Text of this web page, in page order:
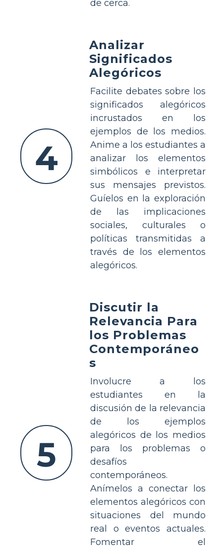
de cerca.
4
Analizar
Significados
Alegóricos
Facilite debates sobre los
significados alegóricos
incrustados en los
ejemplos de los medios.
Anime a los estudiantes a
analizar los elementos
simbólicos e interpretar
sus mensajes previstos.
Guíelos en la exploración
de las implicaciones
sociales, culturales o
políticas transmitidas a
través de los elementos
alegóricos.
5
Discutir la
Relevancia Para
los Problemas
Contemporáneo
s
Involucre a los
estudiantes en la
discusión de la relevancia
de los ejemplos
alegóricos de los medios
para los problemas o
desafíos
contemporáneos.
Anímelos a conectar los
elementos alegóricos con
situaciones del mundo
real o eventos actuales.
Fomentar el